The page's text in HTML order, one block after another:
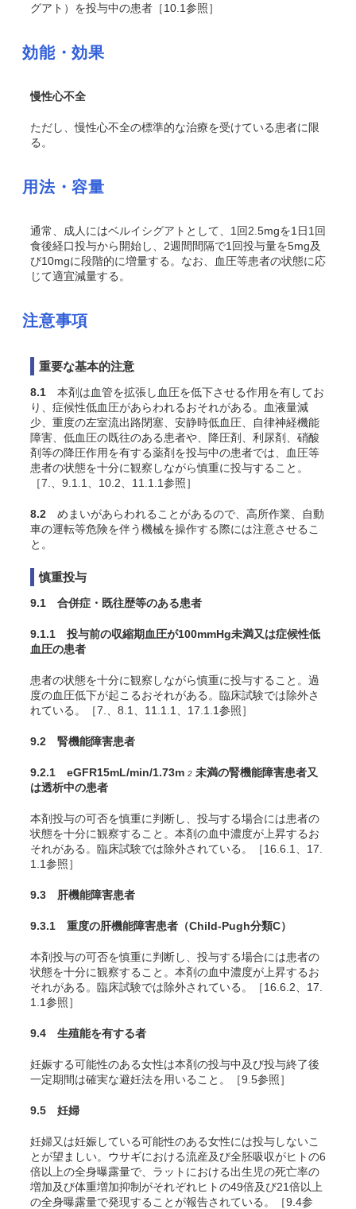
グアト）を投与中の患者［10.1参照］
効能・効果
慢性心不全
ただし、慢性心不全の標準的な治療を受けている患者に限
る。
用法・容量
通常、成人にはベルイシグアトとして、1回2.5mgを1日1回
食後経口投与から開始し、2週間間隔で1回投与量を5mg及
び10mgに段階的に増量する。なお、血圧等患者の状態に応
じて適宜減量する。
注意事項
重要な基本的注意
8.1 本剤は血管を拡張し血圧を低下させる作用を有してお
り、症候性低血圧があらわれるおそれがある。血液量減
少、重度の左室流出路閉塞、安静時低血圧、自律神経機能
障害、低血圧の既往のある患者や、降圧剤、利尿剤、硝酸
剤等の降圧作用を有する薬剤を投与中の患者では、血圧等
患者の状態を十分に観察しながら慎重に投与すること。
［7.、9.1.1、10.2、11.1.1参照］
8.2 めまいがあらわれることがあるので、高所作業、自動
車の運転等危険を伴う機械を操作する際には注意させるこ
と。
慎重投与
9.1 合併症・既往歴等のある患者
9.1.1 投与前の収縮期血圧が100mmHg未満又は症候性低
血圧の患者
患者の状態を十分に観察しながら慎重に投与すること。過
度の血圧低下が起こるおそれがある。臨床試験では除外さ
れている。［7.、8.1、11.1.1、17.1.1参照］
9.2 腎機能障害患者
9.2.1 eGFR15mL/min/1.73m 2 未満の腎機能障害患者又
は透析中の患者
本剤投与の可否を慎重に判断し、投与する場合には患者の
状態を十分に観察すること。本剤の血中濃度が上昇するお
それがある。臨床試験では除外されている。［16.6.1、17.
1.1参照］
9.3 肝機能障害患者
9.3.1 重度の肝機能障害患者（Child-Pugh分類C）
本剤投与の可否を慎重に判断し、投与する場合には患者の
状態を十分に観察すること。本剤の血中濃度が上昇するお
それがある。臨床試験では除外されている。［16.6.2、17.
1.1参照］
9.4 生殖能を有する者
妊娠する可能性のある女性は本剤の投与中及び投与終了後
一定期間は確実な避妊法を用いること。［9.5参照］
9.5 妊婦
妊婦又は妊娠している可能性のある女性には投与しないこ
とが望ましい。ウサギにおける流産及び全胚吸収がヒトの6
倍以上の全身曝露量で、ラットにおける出生児の死亡率の
増加及び体重増加抑制がそれぞれヒトの49倍及び21倍以上
の全身曝露量で発現することが報告されている。［9.4参